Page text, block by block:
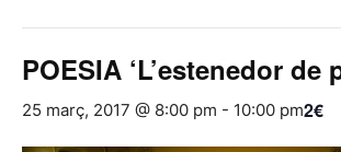
POESIA ‘L’estenedor de
25 març, 2017 @ 8:00 pm - 10:00 pm2€